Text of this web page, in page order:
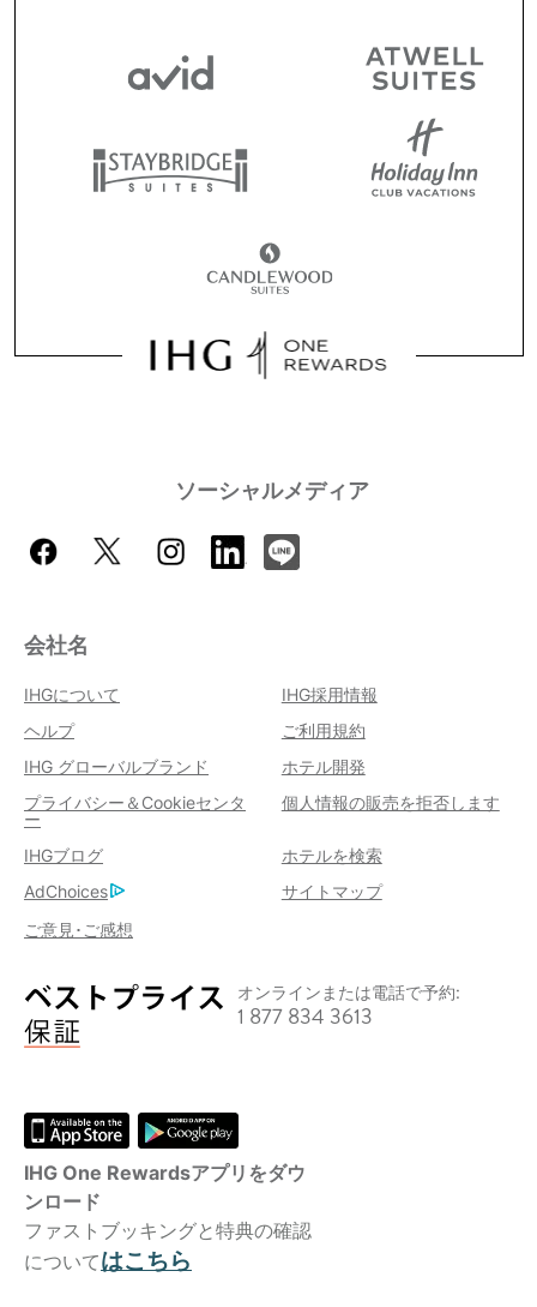
ソーシャルメディア
会社名
IHGについて
IHG採用情報
ヘルプ
ご利用規約
IHG グローバルブランド
ホテル開発
プライバシー＆Cookieセンタ
ー
個人情報の販売を拒否します
IHGブログ
ホテルを検索
AdChoices
サイトマップ
ご意見･ご感想
オンラインまたは電話で予約:
1 877 834 3613
IHG One Rewardsアプリをダウ
ンロード
ファストブッキングと特典の確認
についてはこちら